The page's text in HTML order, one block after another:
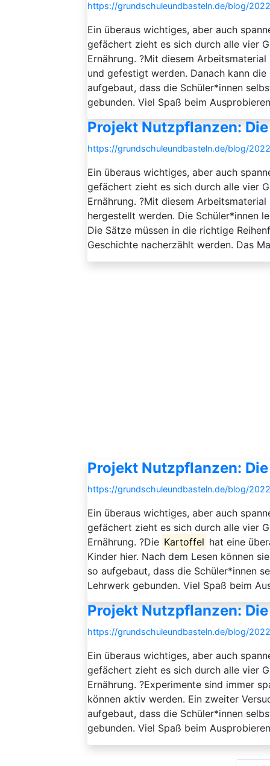
https://grundschuleundbasteln.de/blog/
Ein überaus wichtiges, aber auch
gefächert zieht es sich durch alle vier
Ernährung. ?Mit diesem
und gefestigt werden. Danach kann
aufgebaut, dass die Schüler*innen
gebunden. Viel Spaß beim
Projekt Nutzpflanzen:
https://grundschuleundbasteln.de/blog/
Ein überaus wichtiges, aber auch
gefächert zieht es sich durch alle vier
Ernährung. ?Mit diesem
hergestellt werden. Die Schüler*innen
Die Sätze müssen in die richtige
Geschichte nacherzählt werden. Das
Projekt Nutzpflanzen:
https://grundschuleundbasteln.de/blog/
Ein überaus wichtiges, aber auch
gefächert zieht es sich durch alle vier
Ernährung. ?Die Kartoffel hat eine
Kinder hier. Nach dem Lesen können
so aufgebaut, dass die Schüler*innen
Lehrwerk gebunden. Viel Spaß beim
Projekt Nutzpflanzen:
https://grundschuleundbasteln.de/blog/
Ein überaus wichtiges, aber auch
gefächert zieht es sich durch alle vier
Ernährung. ?Experimente sind immer
können aktiv werden. Ein zweiter
aufgebaut, dass die Schüler*innen
gebunden. Viel Spaß beim